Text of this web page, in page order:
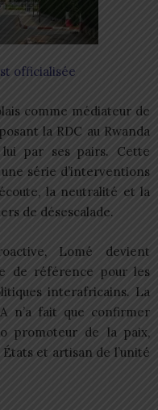
officialisée
comme médiateur de
la RDC au Rwanda
par ses pairs. Cette
série d’interventions
la neutralité et la
de désescalade.
Lomé devient
de référence pour les
interafricains. La
n’a fait que confirmer
promoteur de la paix,
et artisan de l’unité